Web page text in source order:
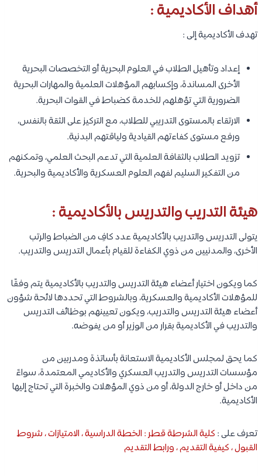
أهداف الأكاديمية :
تهدف الأكاديمية إلى :
إعداد وتأهيل الطلاب في العلوم البحرية أو التخصصات البحرية
الأخرى المساندة، وإكسابهم المؤهلات العلمية والمهارات البحرية
الضرورية التي تؤهلهم للخدمة كضباط في القوات البحرية.
الارتقاء بالمستوى التدريبي للطلاب، مع التركيز على الثقة بالنفس،
ورفع مستوى كفاءتهم القيادية ولياقتهم البدنية.
تزويد الطلاب بالثقافة العلمية التي تدعم البحث العلمي، وتمكنهم
من التفكير السليم لفهم العلوم العسكرية والأكاديمية والبحرية.
هيئة التدريب والتدريس بالأكاديمية :
يتولى التدريس والتدريب بالأكاديمية عدد كافِ من الضباط والرتب
الأخرى، والمدنيين من ذوي الكفاءة للقيام بأعمال التدريس والتدريب.
كما ويكون اختيار أعضاء هيئة التدريس والتدريب بالأكاديمية يتم وفقًا
للمؤهلات الأكاديمية والعسكرية، وبالشروط التي تحددها لائحة شؤون
أعضاء هيئة التدريس والتدريب، ويكون تعيينهم بوظائف التدريس
والتدريب في الأكاديمية بقرار من الوزير أو من يفوضه.
كما يحق لمجلس الأكاديمية الاستعانة بأساتذة ومدربين من
مؤسسات التدريس والتدريب العسكري والأكاديمي المعتمدة، سواءً
من داخل أو خارج الدولة، أو من ذوي المؤهلات والخبرة التي تحتاج إليها
الأكاديمية.
تعرف على : كلية الشرطة قطر : الخطة الدراسية ، الامتيازات ، شروط
القبول ، كيفية التقديم ، ورابط التقديم